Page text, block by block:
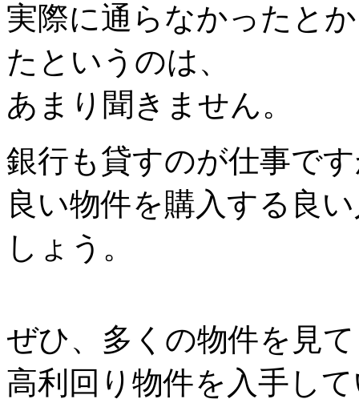
実際に通らなかったと
たというのは、
あまり聞きません。
銀行も貸すのが仕事で
良い物件を購入する良
しょう。
ぜひ、多くの物件を見て
高利回り物件を入手し